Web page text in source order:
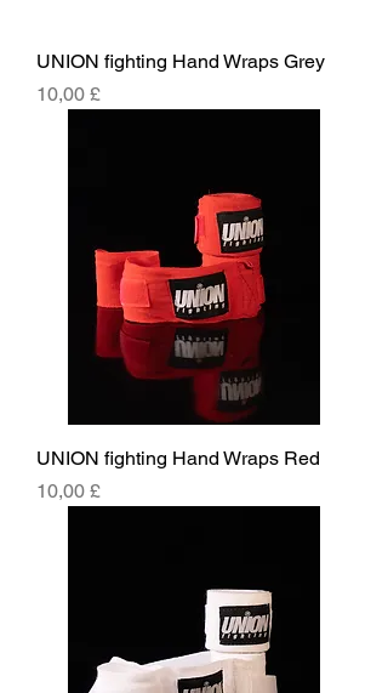
UNION fighting Hand Wraps Grey
Hinta
10,00 £
UNION fighting Hand Wraps Red
Hinta
10,00 £